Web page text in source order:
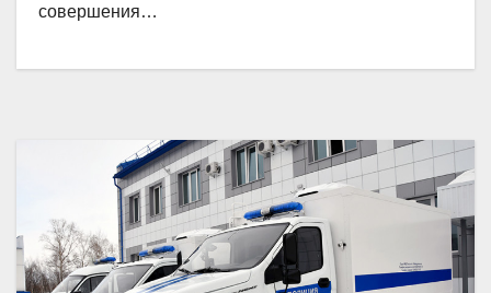
совершения…